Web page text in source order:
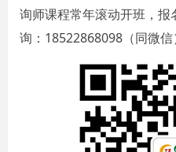
询师课程常年滚动开班，
询：18522868098（同微信